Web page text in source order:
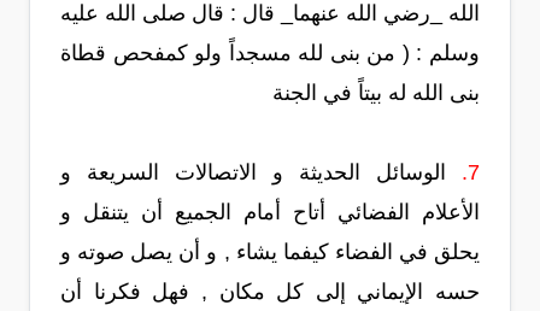
الله _رضي الله عنهما_ قال : قال صلى الله عليه
وسلم : ( من بنى لله مسجداً ولو كمفحص قطاة
بنى الله له بيتاً في الجنة
7.
الوسائل الحديثة و الاتصالات السريعة و
الأعلام الفضائي أتاح أمام الجميع أن يتنقل و
يحلق في الفضاء كيفما يشاء , و أن يصل صوته و
حسه الإيماني إلى كل مكان , فهل فكرنا أن